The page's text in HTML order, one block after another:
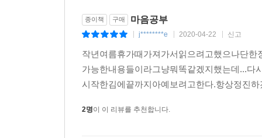
종이책 구매 마음공부
j********e 2020-04-22 신고
작년여름휴가때가져가서읽으려고했으나단
가능한내용들이라그냥뭐똑같겠지했는데...다
시작한김에끝까지아예보려고한다.항상정진
2명이 이 리뷰를 추천합니다.